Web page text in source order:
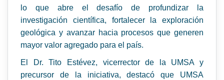
lo que abre el desafío de profundizar la
investigación científica, fortalecer la exploración
geológica y avanzar hacia procesos que generen
mayor valor agregado para el país.
El Dr. Tito Estévez, vicerrector de la UMSA y
precursor de la iniciativa, destacó que UMSA